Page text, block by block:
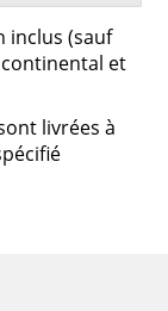
inclus (sauf
et
livrées à